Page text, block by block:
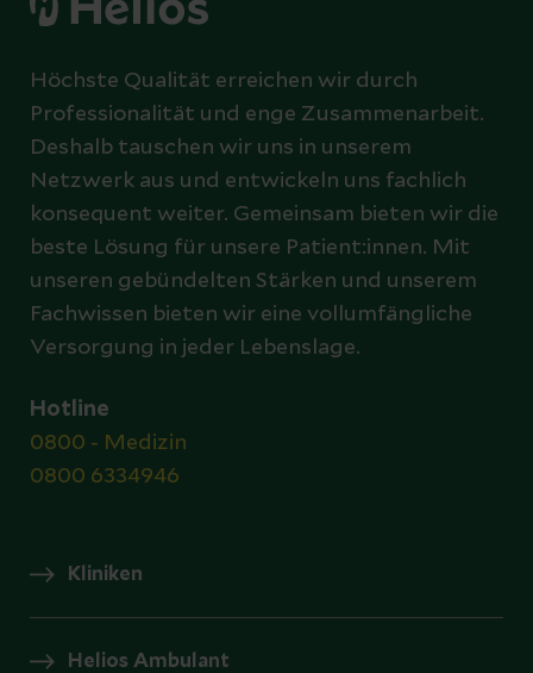
Höchste Qualität erreichen wir durch
Professionalität und enge Zusammenarbeit.
Deshalb tauschen wir uns in unserem
Netzwerk aus und entwickeln uns fachlich
konsequent weiter. Gemeinsam bieten wir die
beste Lösung für unsere Patient:innen. Mit
unseren gebündelten Stärken und unserem
Fachwissen bieten wir eine vollumfängliche
Versorgung in jeder Lebenslage.
Hotline
0800 - Medizin
0800 6334946
Kliniken
Helios Ambulant